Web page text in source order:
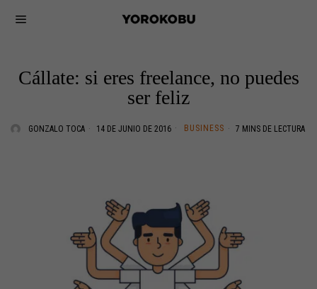
Cállate: si eres freelance, no puedes
ser feliz
GONZALO TOCA 14 DE JUNIO DE 2016 BUSINESS 7 MINS DE LECTURA